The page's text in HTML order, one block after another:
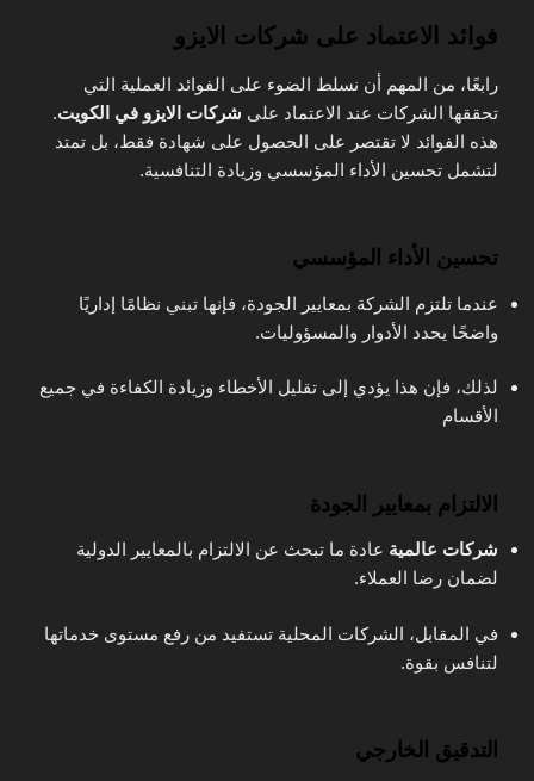
فوائد الاعتماد على شركات الايزو
رابعًا، من المهم أن نسلط الضوء على الفوائد العملية التي
تحققها الشركات عند الاعتماد على شركات الايزو في الكويت.
هذه الفوائد لا تقتصر على الحصول على شهادة فقط، بل تمتد
لتشمل تحسين الأداء المؤسسي وزيادة التنافسية.
تحسين الأداء المؤسسي
عندما تلتزم الشركة بمعايير الجودة، فإنها تبني نظامًا إداريًا
واضحًا يحدد الأدوار والمسؤوليات.
لذلك، فإن هذا يؤدي إلى تقليل الأخطاء وزيادة الكفاءة في جميع
الأقسام
الالتزام بمعايير الجودة
شركات عالمية عادة ما تبحث عن الالتزام بالمعايير الدولية
لضمان رضا العملاء.
في المقابل، الشركات المحلية تستفيد من رفع مستوى خدماتها
لتنافس بقوة.
التدقيق الخارجي